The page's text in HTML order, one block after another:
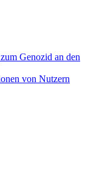
Genozid an den
von Nutzern